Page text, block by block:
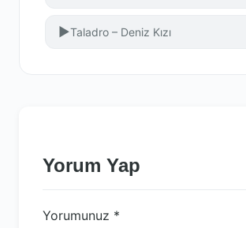
▶Taladro – Deniz Kızı
Yorum Yap
Yorumunuz *